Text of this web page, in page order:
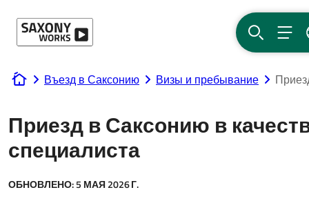
ПОИСК
www.saxony-works.com
Въезд в Саксонию Визы и пребывание
Приезд в Саксонию в
специалиста
ОБНОВЛЕНО:5 МАЯ 2026 Г.